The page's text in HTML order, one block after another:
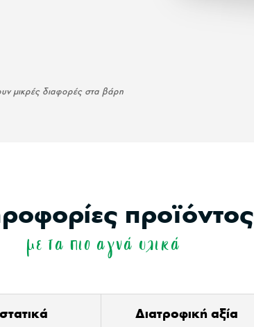
μικρές διαφορές στα βάρη
προϊόντος
με τα πιο αγνά υλικά
Διατροφική αξία